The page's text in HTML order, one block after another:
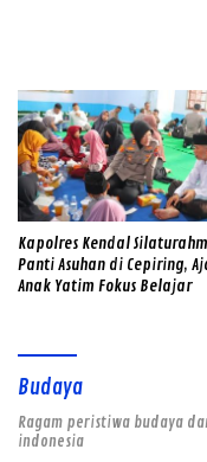
Kapolres Kendal
Panti Asuhan di Cepiring,
Anak Yatim Fokus Belajar
Budaya
Ragam peristiwa budaya
indonesia